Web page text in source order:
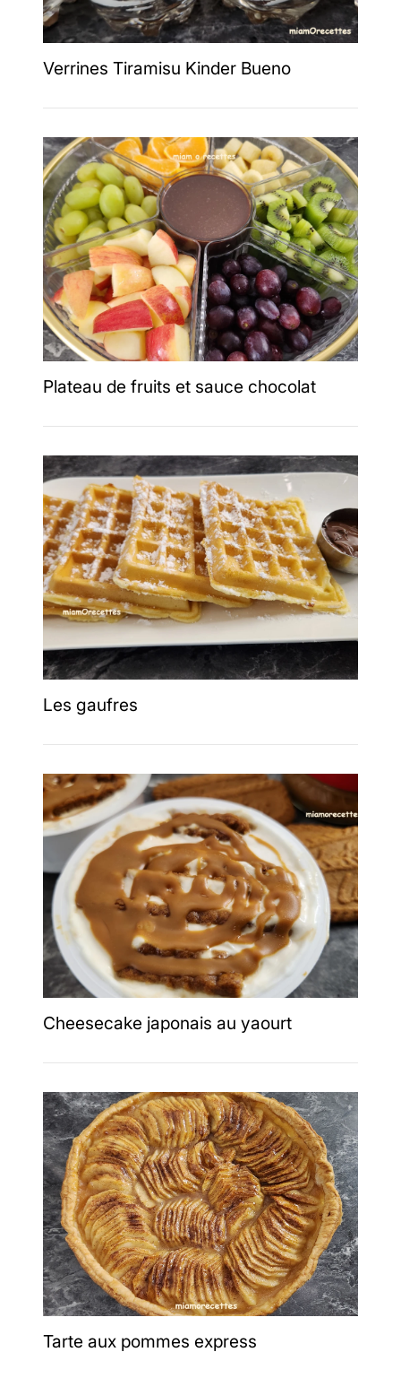
Verrines Tiramisu Kinder Bueno
Plateau de fruits et sauce chocolat
Les gaufres
Cheesecake japonais au yaourt
Tarte aux pommes express